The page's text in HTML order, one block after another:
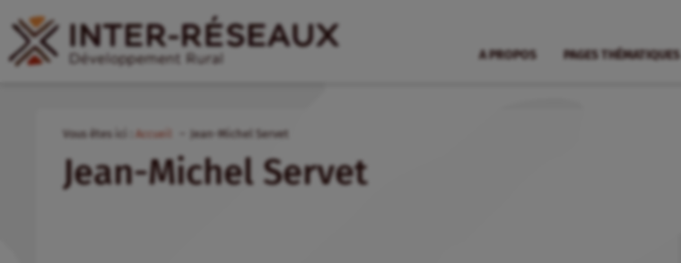
A PROPOS PAGES THÉMATIQUES
Vous êtes ici : Accueil Jean-Michel Servet
Jean-Michel Servet